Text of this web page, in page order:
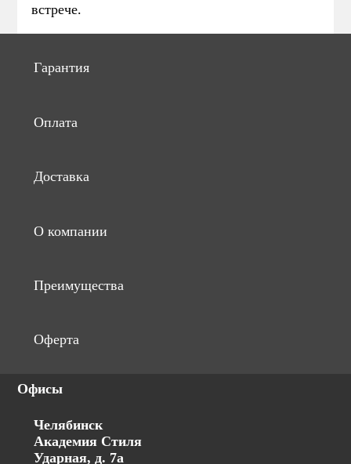
встрече.
Гарантия
Оплата
Доставка
О компании
Преимущества
Оферта
Офисы
Челябинск
Академия Стиля
Ударная, д. 7а